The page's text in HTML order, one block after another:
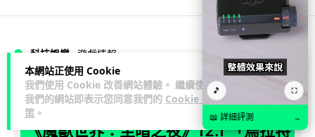
本網站正使用 Cookie
我們使用 Cookie 改善網站體驗。 繼續使用
我們的網站即表示您同意我們的 Cookie 政
策 。
科技娛樂 遊戲情報
天恩 2 日
《魔獸世界：至暗之夜》12.1 「烏拉特
🎵 ⛶
📖 詳細評測 →